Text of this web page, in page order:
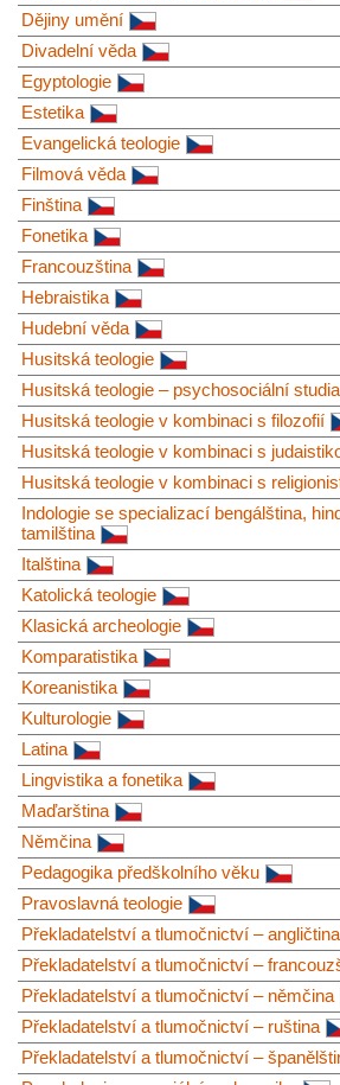
Dějiny umění
Divadelní věda
Egyptologie
Estetika
Evangelická teologie
Filmová věda
Finština
Fonetika
Francouzština
Hebraistika
Hudební věda
Husitská teologie
Husitská teologie – psychosociální studia
Husitská teologie v kombinaci s filozofií
Husitská teologie v kombinaci s
Husitská teologie v kombinaci s
Indologie se specializací bengálština,
tamilština
Italština
Katolická teologie
Klasická archeologie
Komparatistika
Koreanistika
Kulturologie
Latina
Lingvistika a fonetika
Maďarština
Němčina
Pedagogika předškolního věku
Pravoslavná teologie
Překladatelství a tlumočnictví – angličtina
Překladatelství a tlumočnictví –
Překladatelství a tlumočnictví – němčina
Překladatelství a tlumočnictví – ruština
Překladatelství a tlumočnictví –